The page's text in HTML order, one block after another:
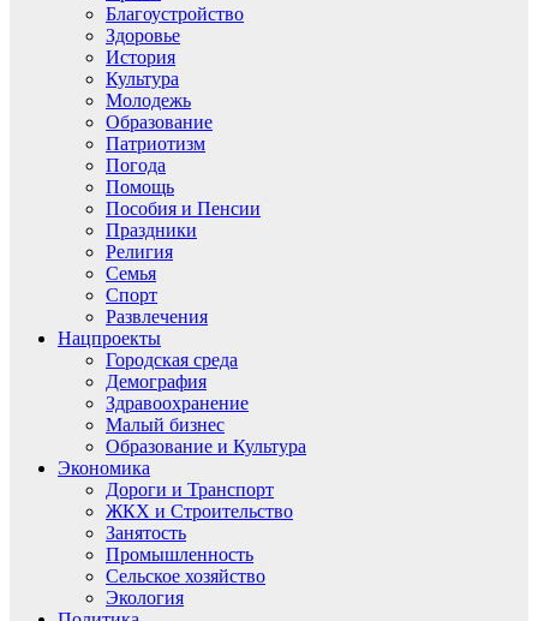
Благоустройство
Здоровье
История
Культура
Молодежь
Образование
Патриотизм
Погода
Помощь
Пособия и Пенсии
Праздники
Религия
Семья
Спорт
Развлечения
Нацпроекты
Городская среда
Демография
Здравоохранение
Малый бизнес
Образование и Культура
Экономика
Дороги и Транспорт
ЖКХ и Строительство
Занятость
Промышленность
Сельское хозяйство
Экология